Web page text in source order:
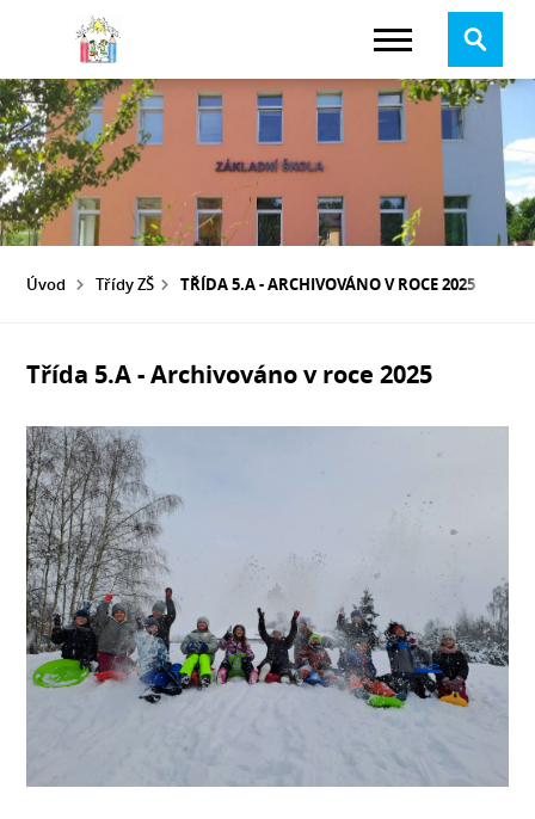
Úvod Třídy ZŠ TŘÍDA 5.A - ARCHIVOVÁNO V ROCE 2025
Třída 5.A - Archivováno v roce 2025